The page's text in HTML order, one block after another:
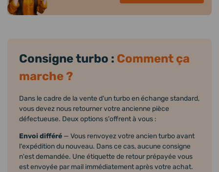
Consigne turbo : Comment ça
marche ?
Dans le cadre de la vente d'un turbo en échange standard,
vous devez nous retourner votre ancienne pièce
défectueuse. Deux options s'offrent à vous :
Envoi différé — Vous renvoyez votre ancien turbo avant
l'expédition du nouveau. Dans ce cas, aucune consigne
n'est demandée. Une étiquette de retour prépayée vous
est envoyée par mail immédiatement après votre achat.